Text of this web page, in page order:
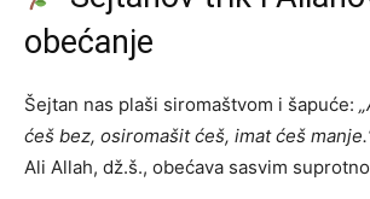
obećanje
Šejtan nas plaši siromaštvom i šapuće:
ćeš bez, osiromašit ćeš, imat ćeš
Ali Allah, dž.š., obećava sasvim